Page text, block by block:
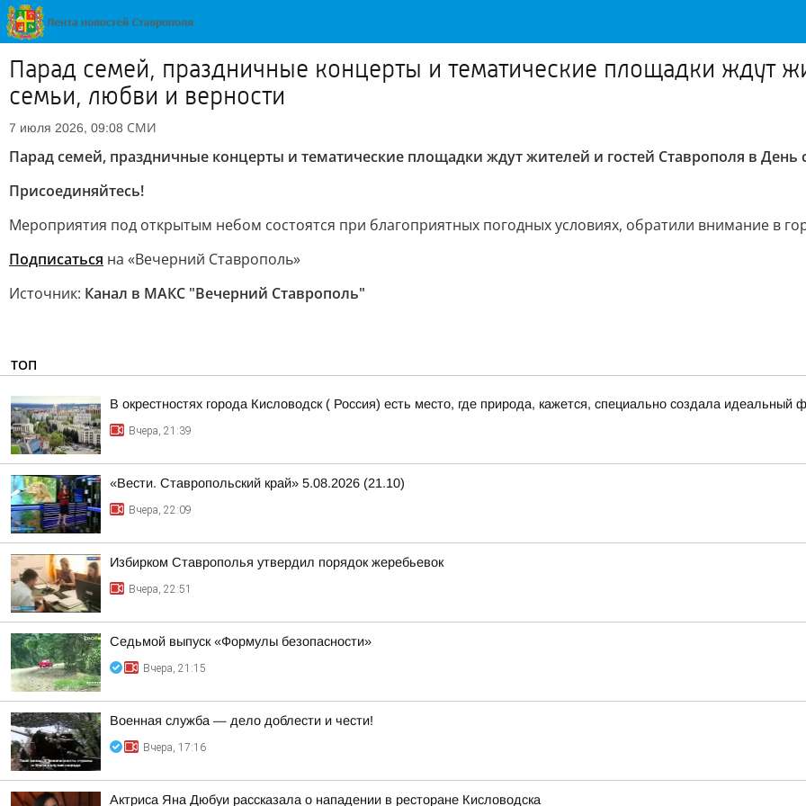
Парад семей, праздничные концерты и тематические площадки ждут
семьи, любви и верности
7 июля 2026, 09:08 СМИ
Парад семей, праздничные концерты и тематические площадки ждут жителей и гостей Ставрополя в
Присоединяйтесь!
Мероприятия под открытым небом состоятся при благоприятных погодных условиях, обратили внимание в
Подписаться на «Вечерний Ставрополь»
Источник: Канал в МАКС "Вечерний Ставрополь"
ТОП
В окрестностях города Кисловодск ( Россия) есть место, где природа, кажется, специально создала
Вчера, 21:39
«Вести. Ставропольский край» 5.08.2026 (21.10)
Вчера, 22:09
Избирком Ставрополья утвердил порядок жеребьевок
Вчера, 22:51
Седьмой выпуск «Формулы безопасности»
Вчера, 21:15
Военная служба — дело доблести и чести!
Вчера, 17:16
Актриса Яна Дюбуи рассказала о нападении в ресторане Кисловодска